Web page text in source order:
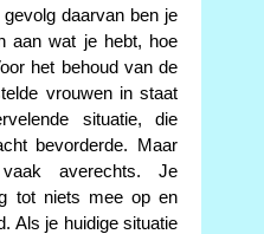
daarvan ben je
aan wat je hebt, hoe
het behoud van de
vrouwen in staat
situatie, die
bevorderde. Maar
averechts. Je
tot niets mee op en
Als je huidige situatie